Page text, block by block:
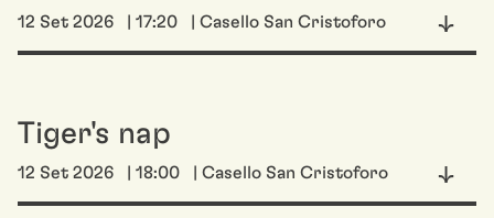
12 Set 2026 | 17:20 | Casello San Cristoforo
Tiger's nap
12 Set 2026 | 18:00 | Casello San Cristoforo